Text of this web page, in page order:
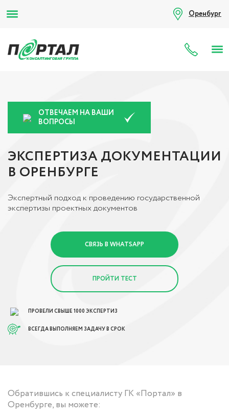
Оренбург
8
ОТВЕЧАЕМ НА ВАШИ
ВОПРОСЫ
ЭКСПЕРТИЗА ДОКУМЕНТАЦИИ
В ОРЕНБУРГЕ
Экспертный подход к проведению государственной
экспертизы проектных документов
СВЯЗЬ В WHATSAPP
ПРОЙТИ ТЕСТ
ПРОВЕЛИ СВЫШЕ 1000 ЭКСПЕРТИЗ
ВСЕГДА ВЫПОЛНЯЕМ ЗАДАЧУ В СРОК
Обратившись к специалисту ГК «Портал» в
Оренбурге, вы можете: